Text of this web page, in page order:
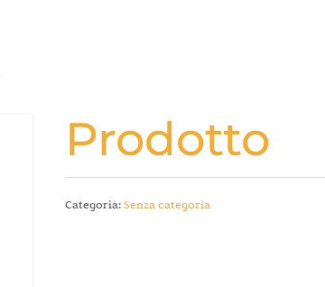
Prodotto
Categoria:Senza categoria